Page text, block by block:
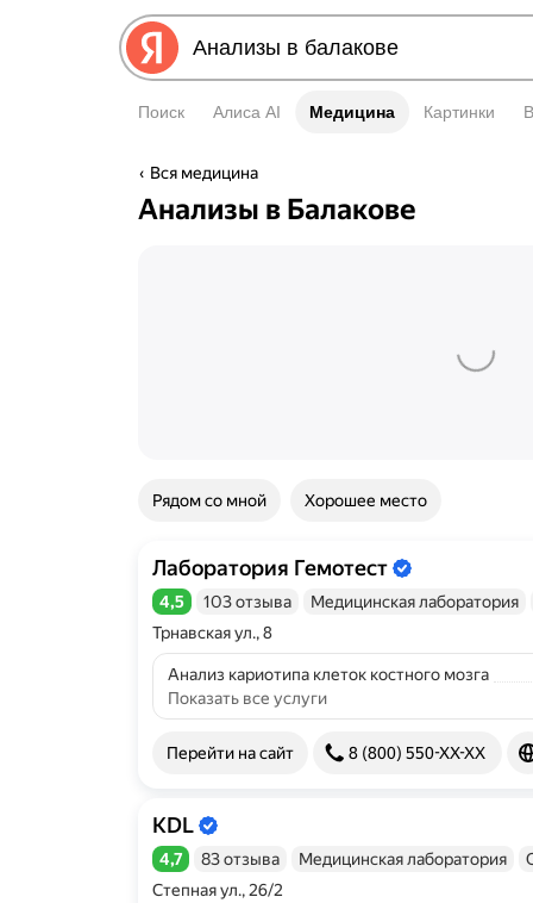
Поиск Алиса AI Медицина
Медицина Картинки
Вся медицина
Анализы в Балакове
Рядом со мной Хорошее место
Лаборатория Гемотест
Информация об организации
Рейтинг 4,5 из 5
4,5 103 отзыва Медицинская лаборатория
Трнавская ул., 8
Анализ кариотипа клеток костного мозга
Показать все услуги
Перейти на сайт 8 (800) 550-XX-XX
KDL
Информация об организации
Рейтинг 4,7 из 5
4,7 83 отзыва Медицинская лаборатория
Степная ул., 26/2